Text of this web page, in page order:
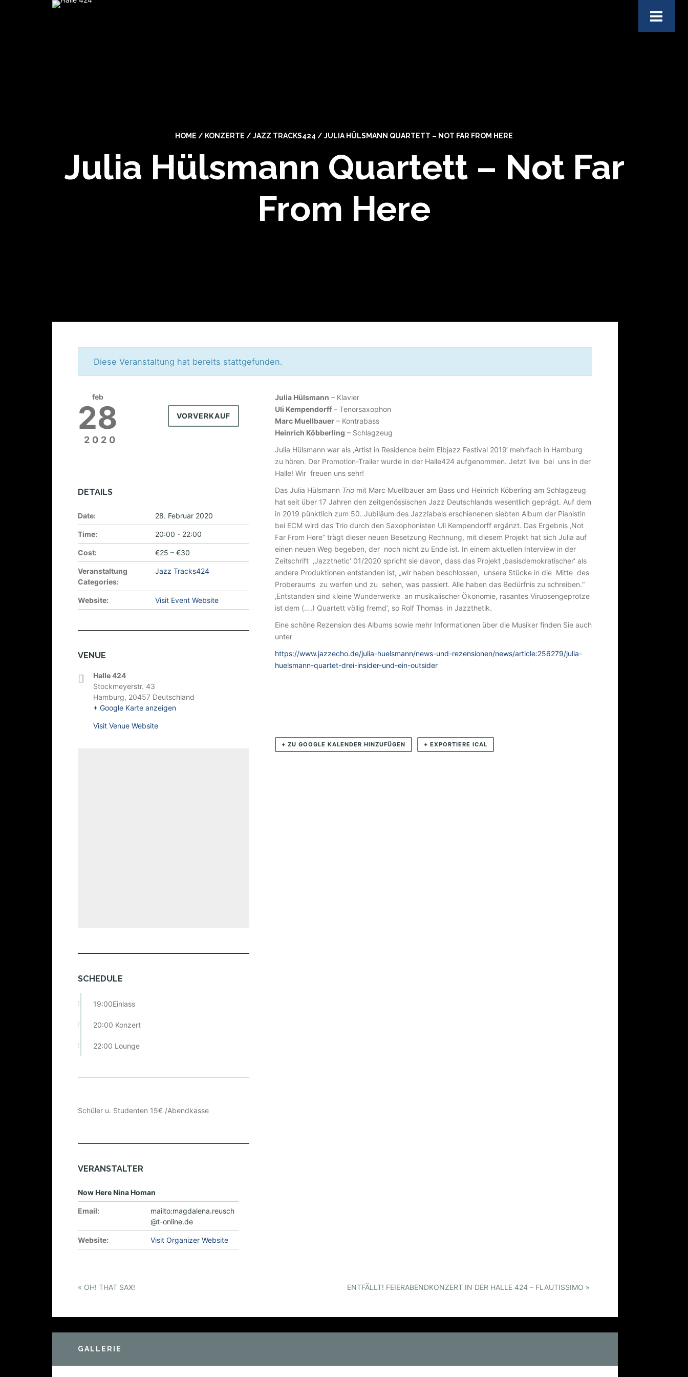
HOME / KONZERTE /JAZZ TRACKS424 /JULIA HÜLSMANN QUARTETT – NOT FAR FROM HERE
Julia Hülsmann Quartett – Not Far
From Here
Diese Veranstaltung hat bereits stattgefunden.
J
U
L
I
A
H
Ü
L
S
M
A
N
N
Q
U
A
R
T
N
O
Julia Hülsmann – Klavier
Uli Kempendorff– Tenorsaxophon
Marc Muellbauer– Kontrabass
Heinrich Köbberling – Schlagzeug
Julia Hülsmann war als ‚Artist in Residence beim Elbjazz Festival 2019‘ mehrfach in Hamburg
zu hören. Der Promotion-Trailer wurde in der Halle424 aufgenommen. Jetzt live bei uns in der
Halle! Wir freuen uns sehr!
Das Julia Hülsmann Triomit Marc Muellbauer am Bass und Heinrich Köberling am Schlagzeug
hat seit über 17 Jahren den zeitgenössischen Jazz Deutschlands wesentlich geprägt. Auf dem
in 2019 pünktlich zum 50. Jubiläum des Jazzlabels erschienenen siebten Album der Pianistin
bei ECM wird das Trio durch den Saxophonisten Uli Kempendorff ergänzt. Das Ergebnis ‚Not
Far From Here“ trägt dieser neuen Besetzung Rechnung, mit diesem Projekt hat sich Julia auf
einen neuen Weg begeben, der noch nicht zu Ende ist. In einem aktuellen Interview in der
Zeitschrift ‚Jazzthetic‘ 01/2020 spricht sie davon, dass das Projekt ‚basisdemokratischer‘ als
andere Produktionen entstanden ist, „wir haben beschlossen, unsere Stücke in die Mitte des
Proberaums zu werfen und zu sehen, was passiert. Alle haben das Bedürfnis zu schreiben.“
‚Entstanden sind kleine Wunderwerke an musikalischer Ökonomie, rasantes Viruosengeprotze
ist dem (….) Quartett völlig fremd‘, so Rolf Thomas in Jazzthetik.
Eine schöne Rezension des Albums sowie mehr Informationen über die Musiker finden Sie auch
unter
https://www.jazzecho.de/julia-huelsmann/news-und-rezensionen/news/article:256279/julia-
huelsmann-quartet-drei-insider-und-ein-outsider
+ ZU GOOGLE KALENDER HINZUFÜGEN + EXPORTIERE ICAL
feb
28
2020
VORVERKAUF
DETAILS
Date: 28. Februar 2020
Time: 20:00 - 22:00
Cost: €25 – €30
Veranstaltung
Categories:
Jazz Tracks424
Website: Visit Event Website
VENUE
Halle 424
Stockmeyerstr. 43
Hamburg, 20457 Deutschland
+ Google Karte anzeigen
Visit Venue Website
SCHEDULE
19:00Einlass
20:00 Konzert
22:00 Lounge
Schüler u. Studenten 15€ /Abendkasse
VERANSTALTER
Now Here Nina Homan
Email:
mailto:magdalena.reusch
@t-online.de
Website: Visit Organizer Website
E
e
n
t
N
a
« OH! THAT SAX! ENTFÄLLT! FEIERABENDKONZERT IN DER HALLE 424 – FLAUTISSIMO »
GALLERIE